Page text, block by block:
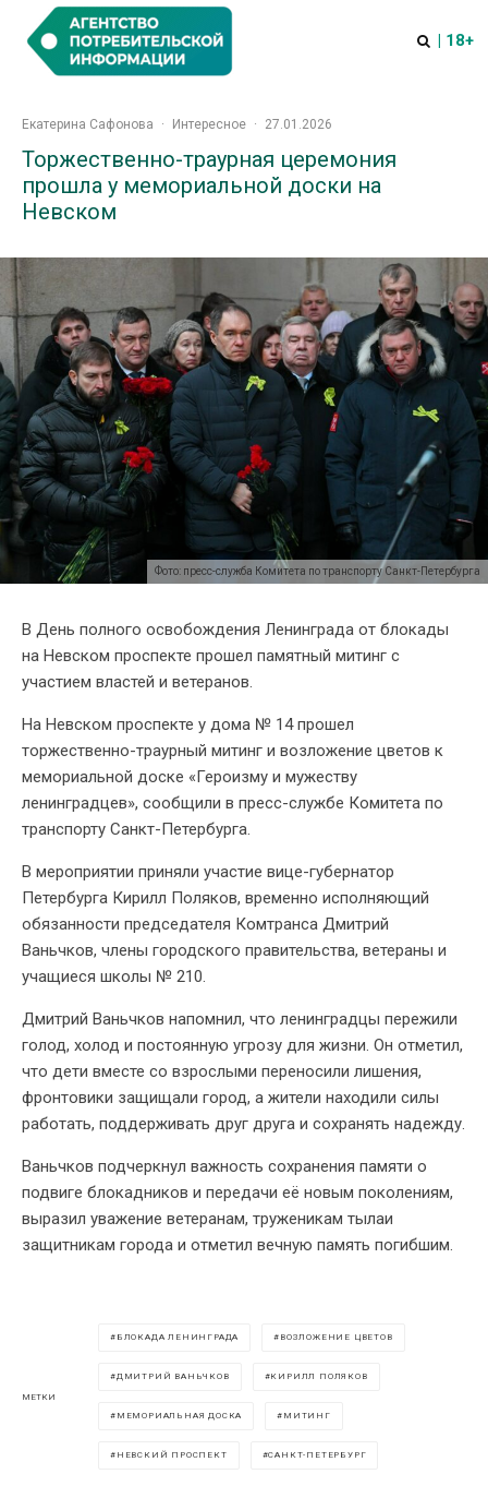
| 18+
Екатерина Сафонова · Интересное · 27.01.2026
Торжественно-траурная церемония
прошла у мемориальной доски на
Невском
Фото: пресс-служба Комитета по транспорту Санкт-Петербурга
В День полного освобождения Ленинграда от блокады
на Невском проспекте прошел памятный митинг с
участием властей и ветеранов.
На Невском проспекте у дома № 14 прошел
торжественно-траурный митинг и возложение цветов к
мемориальной доске «Героизму и мужеству
ленинградцев», сообщили в пресс-службе Комитета по
транспорту Санкт-Петербурга.
В мероприятии приняли участие вице-губернатор
Петербурга Кирилл Поляков, временно исполняющий
обязанности председателя Комтранса Дмитрий
Ваньчков, члены городского правительства, ветераны и
учащиеся школы № 210.
Дмитрий Ваньчков напомнил, что ленинградцы пережили
голод, холод и постоянную угрозу для жизни. Он отметил,
что дети вместе со взрослыми переносили лишения,
фронтовики защищали город, а жители находили силы
работать, поддерживать друг друга и сохранять надежду.
Ваньчков подчеркнул важность сохранения памяти о
подвиге блокадников и передачи её новым поколениям,
выразил уважение ветеранам, труженикам тылаи
защитникам города и отметил вечную память погибшим.
МЕТКИ
БЛОКАДА ЛЕНИНГРАДА ВОЗЛОЖЕНИЕ ЦВЕТОВ
ДМИТРИЙ ВАНЬЧКОВ КИРИЛЛ ПОЛЯКОВ
МЕМОРИАЛЬНАЯ ДОСКА МИТИНГ
НЕВСКИЙ ПРОСПЕКТ САНКТ-ПЕТЕРБУРГ